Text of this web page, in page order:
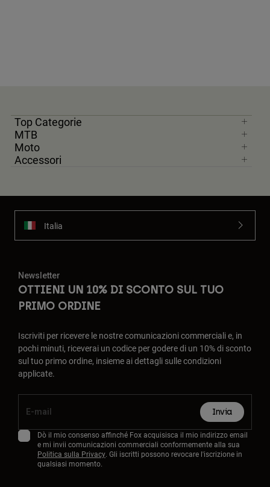
Top Categorie
MTB
Moto
Accessori
Italia
Newsletter
OTTIENI UN 10% DI SCONTO SUL TUO
PRIMO ORDINE
Iscriviti per ricevere le nostre comunicazioni commerciali e, in
pochi minuti, riceverai un codice per godere di un 10% di sconto
sul tuo primo ordine, insieme ai dettagli sulle condizioni
applicate.
Invia
Dò il mio consenso affinché Fox acquisisca il mio indirizzo email
e mi invii comunicazioni commerciali conformemente alla sua
Politica sulla Privacy. Gli iscritti possono revocare l'iscrizione in
qualsiasi momento.